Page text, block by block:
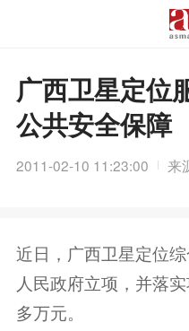
广西卫星定位
公共安全保障
2011-02-10 11:23:00 来
近日，广西卫星定位
人民政府立项，并落
多万元。